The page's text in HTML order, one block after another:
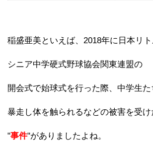
稲盛亜美といえば、2018年に日本リ
シニア中学硬式野球協会関東連盟の
開会式で始球式を行った際、中学生た
暴走し体を触られるなどの被害を受け
"事件"がありましたよね。